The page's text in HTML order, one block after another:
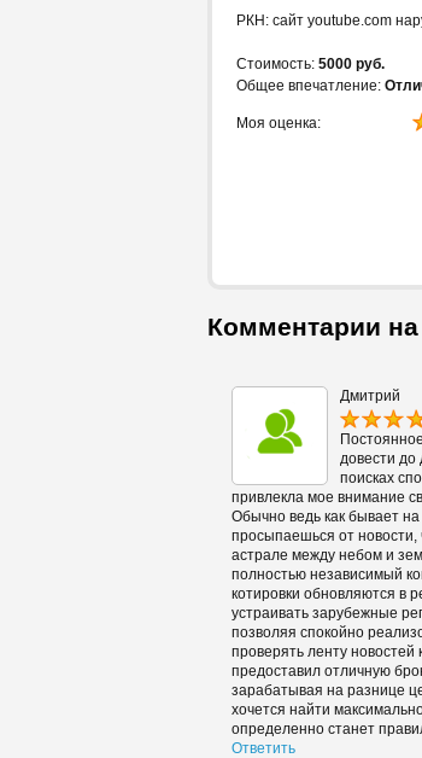
РКН: сайт youtube.com
Стоимость: 5000 руб.
Общее впечатление:
Моя оценка:
Комментарии
Дмитрий
довести до
поисках
привлекла мое внимание
Обычно ведь как бывает
просыпаешься от новости,
астрале между небом и
полностью независимый
котировки обновляются в
устраивать зарубежные
позволяя спокойно
проверять ленту
предоставил отличную
зарабатывая на разнице
хочется найти
определенно станет
Ответить